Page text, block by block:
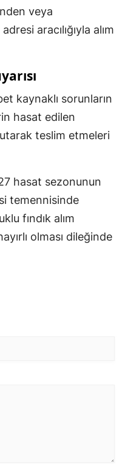
veya
aracılığıyla alım
kaynaklı sorunların
hasat edilen
teslim etmeleri
hasat sezonunun
temennisinde
fındık alım
olması dileğinde